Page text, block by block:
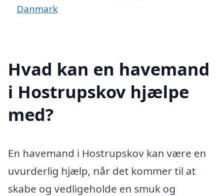
Danmark
Hvad kan en havemand
i Hostrupskov hjælpe
med?
En havemand i Hostrupskov kan være en
uvurderlig hjælp, når det kommer til at
skabe og vedligeholde en smuk og